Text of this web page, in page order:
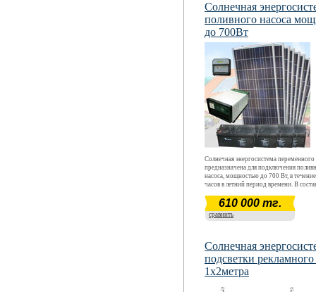
Солнечная
поливного насоса
до 700Вт
Солнечная энергосистема переменного
предназначена для подключения
насоса, мощностью до 700 Вт, в
часов в летний период времени. В
встроенным зарядным устройством от
АС220В, предназначенный для
индуктивной нагрузки
610 000 тг.
сравнить
Солнечная
подсветки рекламного
1х2метра